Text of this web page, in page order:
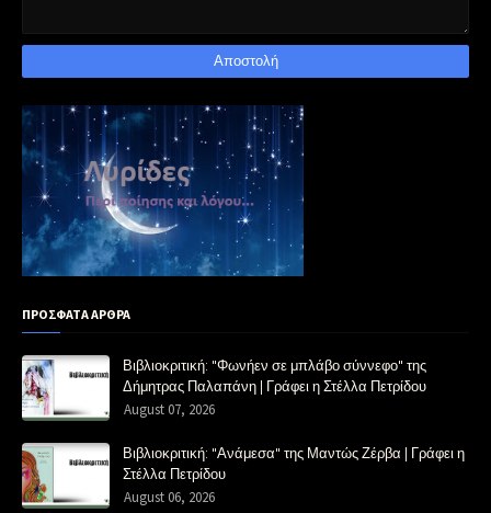
ΠΡΟΣΦΑΤΑ ΑΡΘΡΑ
Βιβλιοκριτική: "Φωνήεν σε μπλάβο σύννεφο" της
Δήμητρας Παλαπάνη | Γράφει η Στέλλα Πετρίδου
August 07, 2026
Βιβλιοκριτική: "Ανάμεσα" της Μαντώς Ζέρβα | Γράφει η
Στέλλα Πετρίδου
August 06, 2026